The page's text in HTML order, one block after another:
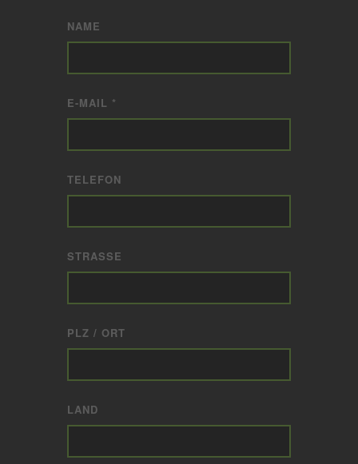
NAME
E-MAIL *
TELEFON
STRASSE
PLZ / ORT
LAND